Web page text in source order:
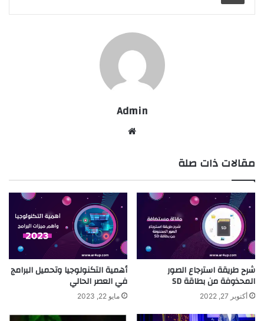
Admin
مقالات ذات صلة
شرح طريقة استرجاع الصور
المحذوفة من بطاقة SD
أكتوبر 27, 2022
أهمية التكنولوجيا وتحميل البرامج
في العصر الحالي
مايو 22, 2023